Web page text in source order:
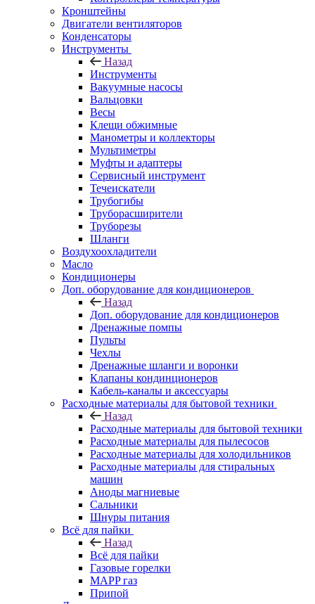
Кронштейны
Двигатели вентиляторов
Конденсаторы
Инструменты
Назад
Инструменты
Вакуумные насосы
Вальцовки
Весы
Клещи обжимные
Манометры и коллекторы
Мультиметры
Муфты и адаптеры
Сервисный инструмент
Течеискатели
Трубогибы
Труборасширители
Труборезы
Шланги
Воздухоохладители
Масло
Кондиционеры
Доп. оборудование для кондиционеров
Назад
Доп. оборудование для кондиционеров
Дренажные помпы
Пульты
Чехлы
Дренажные шланги и воронки
Клапаны кондинционеров
Кабель-каналы и аксессуары
Расходные материалы для бытовой техники
Назад
Расходные материалы для бытовой техники
Расходные материалы для пылесосов
Расходные материалы для холодильников
Расходные материалы для стиральных
машин
Аноды магниевые
Сальники
Шнуры питания
Всё для пайки
Назад
Всё для пайки
Газовые горелки
MAPP газ
Припой